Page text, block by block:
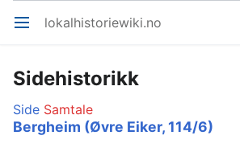
Åpne hovedmenyen lokalhistoriewiki.no
Sidehistorikk
Side Samtale
Bergheim (Øvre Eiker, 114/6)